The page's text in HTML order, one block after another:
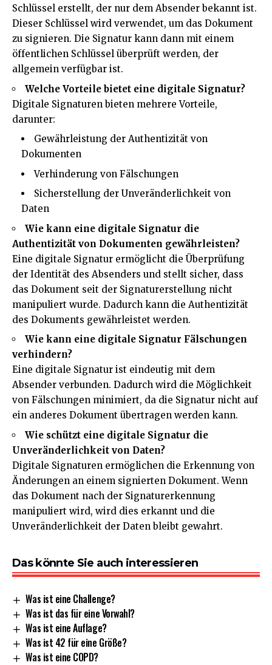
Schlüssel erstellt, der nur dem Absender bekannt ist.
Dieser Schlüssel wird verwendet, um das Dokument
zu signieren. Die Signatur kann dann mit einem
öffentlichen Schlüssel überprüft werden, der
allgemein verfügbar ist.
Welche Vorteile bietet eine digitale Signatur?
Digitale Signaturen bieten mehrere Vorteile,
darunter:
Gewährleistung der Authentizität von
Dokumenten
Verhinderung von Fälschungen
Sicherstellung der Unveränderlichkeit von
Daten
Wie kann eine digitale Signatur die
Authentizität von Dokumenten gewährleisten?
Eine digitale Signatur ermöglicht die Überprüfung
der Identität des Absenders und stellt sicher, dass
das Dokument seit der Signaturerstellung nicht
manipuliert wurde. Dadurch kann die Authentizität
des Dokuments gewährleistet werden.
Wie kann eine digitale Signatur Fälschungen
verhindern?
Eine digitale Signatur ist eindeutig mit dem
Absender verbunden. Dadurch wird die Möglichkeit
von Fälschungen minimiert, da die Signatur nicht auf
ein anderes Dokument übertragen werden kann.
Wie schützt eine digitale Signatur die
Unveränderlichkeit von Daten?
Digitale Signaturen ermöglichen die Erkennung von
Änderungen an einem signierten Dokument. Wenn
das Dokument nach der Signaturerkennung
manipuliert wird, wird dies erkannt und die
Unveränderlichkeit der Daten bleibt gewahrt.
Das könnte Sie auch interessieren
Was ist eine Challenge?
Was ist das für eine Vorwahl?
Was ist eine Auflage?
Was ist 42 für eine Größe?
Was ist eine COPD?